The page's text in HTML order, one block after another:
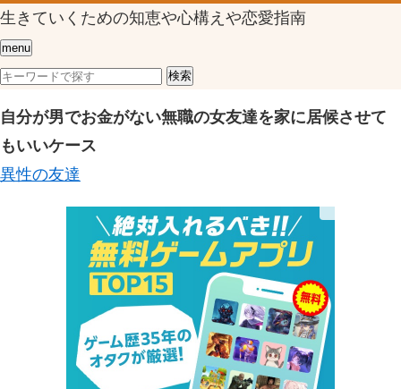
生きていくための知恵や心構えや恋愛指南
menu
自分が男でお金がない無職の女友達を家に居候させて
もいいケース
異性の友達